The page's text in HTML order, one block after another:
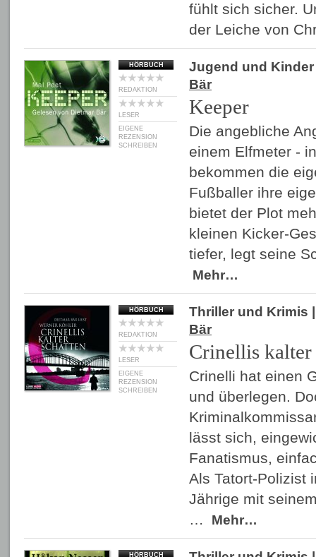
fühlt sich sicher.
der Leiche von
HÖRBUCH
REDAKTION
LESER
EIGENE
REZENSION
SCHREIBEN
Jugend und Kinder
Bär
Keeper
Die angebliche
einem Elfmeter -
bekommen die
Fußballer ihre
bietet der Plot
kleinen Kicker-
tiefer, legt seine
Mehr…
HÖRBUCH
REDAKTION
LESER
EIGENE
REZENSION
SCHREIBEN
Thriller und Krimis
Bär
Crinellis kalter
Crinelli hat einen
und überlegen.
lässt sich,
Fanatismus,
Als Tatort-Polizist
Jährige mit
…
Mehr…
HÖRBUCH